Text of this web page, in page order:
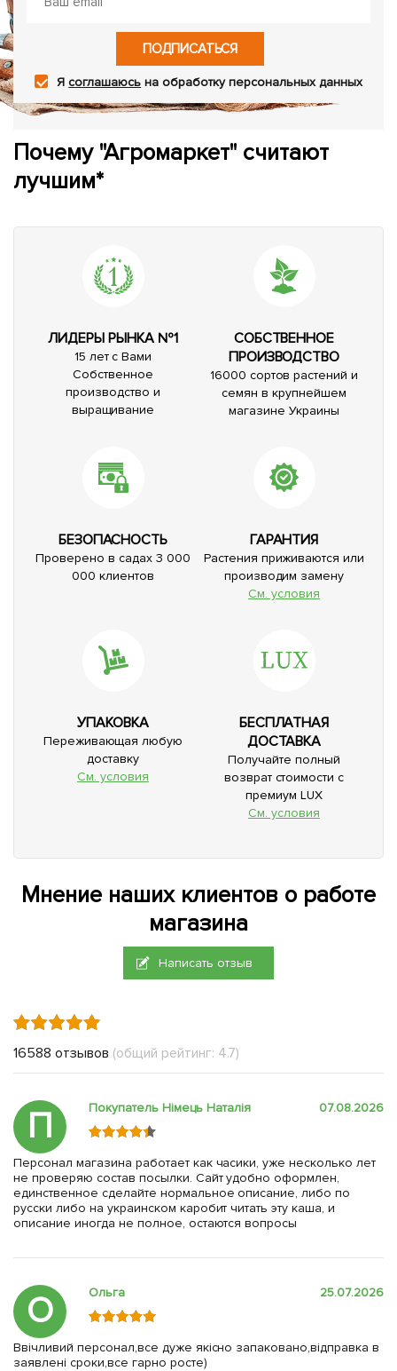
ПОДПИСАТЬСЯ
Ясоглашаюсь на обработку персональных данных
Почему "Агромаркет" считают
лучшим*
ЛИДЕРЫ РЫНКА №1
15 лет с Вами
Собственное
производство и
выращивание
СОБСТВЕННОЕ
ПРОИЗВОДСТВО
16000 сортов растений и
семян в крупнейшем
магазине Украины
БЕЗОПАСНОСТЬ
Проверено в садах 3 000
000 клиентов
ГАРАНТИЯ
Растения приживаются или
производим замену
См. условия
УПАКОВКА
Переживающая любую
доставку
См. условия
БЕСПЛАТНАЯ
ДОСТАВКА
Получайте полный
возврат стоимости с
премиум LUX
См. условия
Мнение наших клиентов о работе
магазина
Написать отзыв
16588 отзывов (общий рейтинг: 4.7)
П Покупатель Німець Наталія 07.08.2026
Персонал магазина работает как часики, уже несколько лет
не проверяю состав посылки. Сайт удобно оформлен,
единственное сделайте нормальное описание, либо по
русски либо на украинском каробит читать эту каша, и
описание иногда не полное, остаются вопросы
О Ольга 25.07.2026
Ввічливий персонал,все дуже якісно запаковано,відправка в
заявлені сроки,все гарно росте)